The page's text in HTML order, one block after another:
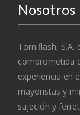
Nosotros
Torniflash, S.A.
comprometida
experiencia en
mayoristas y
sujeción y